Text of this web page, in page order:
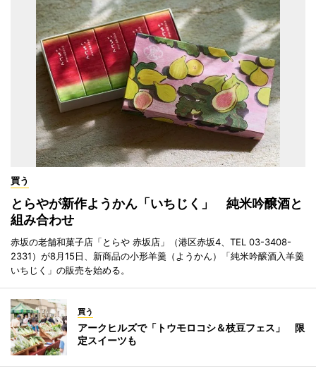
買う
とらやが新作ようかん「いちじく」 純米吟醸酒と
組み合わせ
赤坂の老舗和菓子店「とらや 赤坂店」（港区赤坂4、TEL 03-3408-
2331）が8月15日、新商品の小形羊羹（ようかん）「純米吟醸酒入羊羹
いちじく」の販売を始める。
買う
アークヒルズで「トウモロコシ＆枝豆フェス」 限
定スイーツも